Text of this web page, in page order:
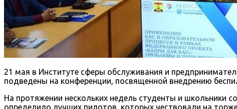
21 мая в Институте сферы обслуживания и
подведены на конференции, посвященной внедрению
На протяжении нескольких недель студенты и школьники
определило лучших пилотов, которых чествовали на